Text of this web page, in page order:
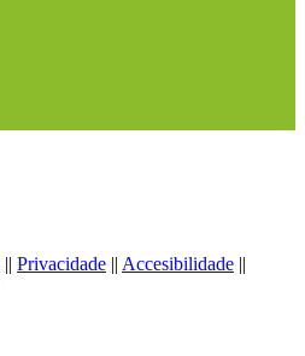
|| Privacidade || Accesibilidade ||